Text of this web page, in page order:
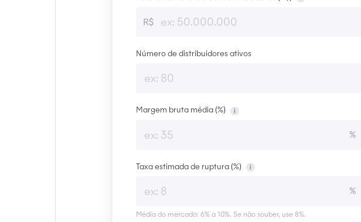
R$
Número de distribuidores ativos
Margem bruta média (%) i
%
Taxa estimada de ruptura (%) i
%
Média do mercado: 6% a 10%. Se não souber, use 8%.